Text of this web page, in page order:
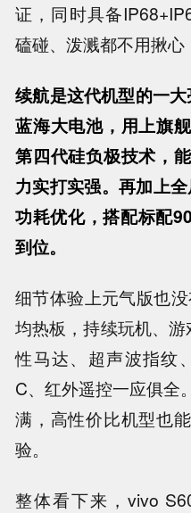
证，同时具备
磕碰、泼溅都不用揪心
续航是这代机型的一
蓝海大电池，用上旗
第四代硅负极技术，
力实打实强。再加上
功耗优化，搭配标配
到位。
细节体验上元气版也
均热板，持续玩机、
性马达、超声波指纹
C、红外遥控一应俱全
满，高性价比机型也
验。
整体看下来，vivo